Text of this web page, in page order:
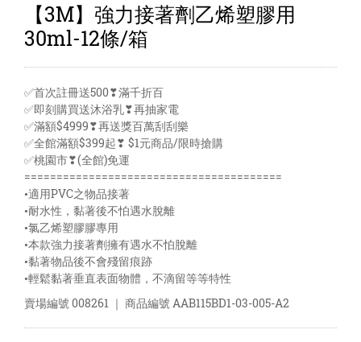
【3M】強力接著劑乙烯塑膠用
30ml-12條/箱
✅首次註冊送500❣滿千折百
✅即刻購買送沐浴乳❣再抽家電
✅滿額$4999❣再送獎百萬刮刮樂
✅全館滿額$399起❣ $1元商品/限時搶購
✅桃園市❣(全館)免運
========================================
•適用PVC之物品接著
•耐水性，黏著後不怕遇水脫離
•氯乙烯塑膠膠專用
•本款強力接著劑擁有遇水不怕脫離
•黏著物品後不會殘留痕跡
•輕鬆黏著垂直表面物體，不滴留等等特性
賣場編號008261 ｜ 商品編號AAB115BD1-03-005-A2